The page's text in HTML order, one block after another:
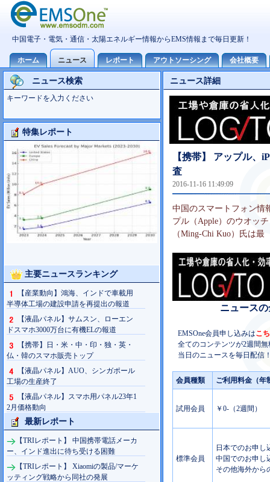
ニュース検索
キーワードを入力ください
特集レポート
大型TV市場10世代主導の可能性
主要ニュースランキング
【産業動向】鴻海、インドで車載用
半導体工場の建設申請を再提出の報道
【液晶パネル】サムスン、ローエン
ドスマホ3000万台に有機ELの報道
【携帯】日・米・中・印・独・英・
仏・韓のスマホ販売トップ
【液晶パネル】AUO、シンガポール
工場の生産終了
【液晶パネル】スマホ用パネル23年1
2月価格動向
最新レポート
【TRIレポート】 中国携帯電話メーカ
ー、インド進出に待ち受ける困難
【TRIレポート】 Xiaomiの製品/マーケ
ッティング戦略から同社の発展
ニュース詳細
【携帯】 アップル
査
2016-11-16 11:49:09
中国のスマートフォン情
プル（Apple）のウオッ
（Ming-Chi Kuo）氏は最
ニュース
EMSOne会員申し込みはこ
全てのコンテンツが2週間
当日のニュースを毎日配信
会員種類 ご利用料金（年
試用会員 ￥0-（2週間）
標準会員
日本でのお申し
中国でのお申し
その他海外から